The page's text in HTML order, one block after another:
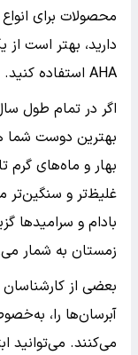
محصولات برای
دارید، بهتر است
AHA استفاده کنید.
اگر در تمام طول
بهترین دوست شما
بهار و ماه‌های
غلیظ‌تر و سنگین‌تر
بادام و سرامیدها
زمستان به شمار
بعضی از
آبرسان‌ها را،
می‌کنند. می‌توانید